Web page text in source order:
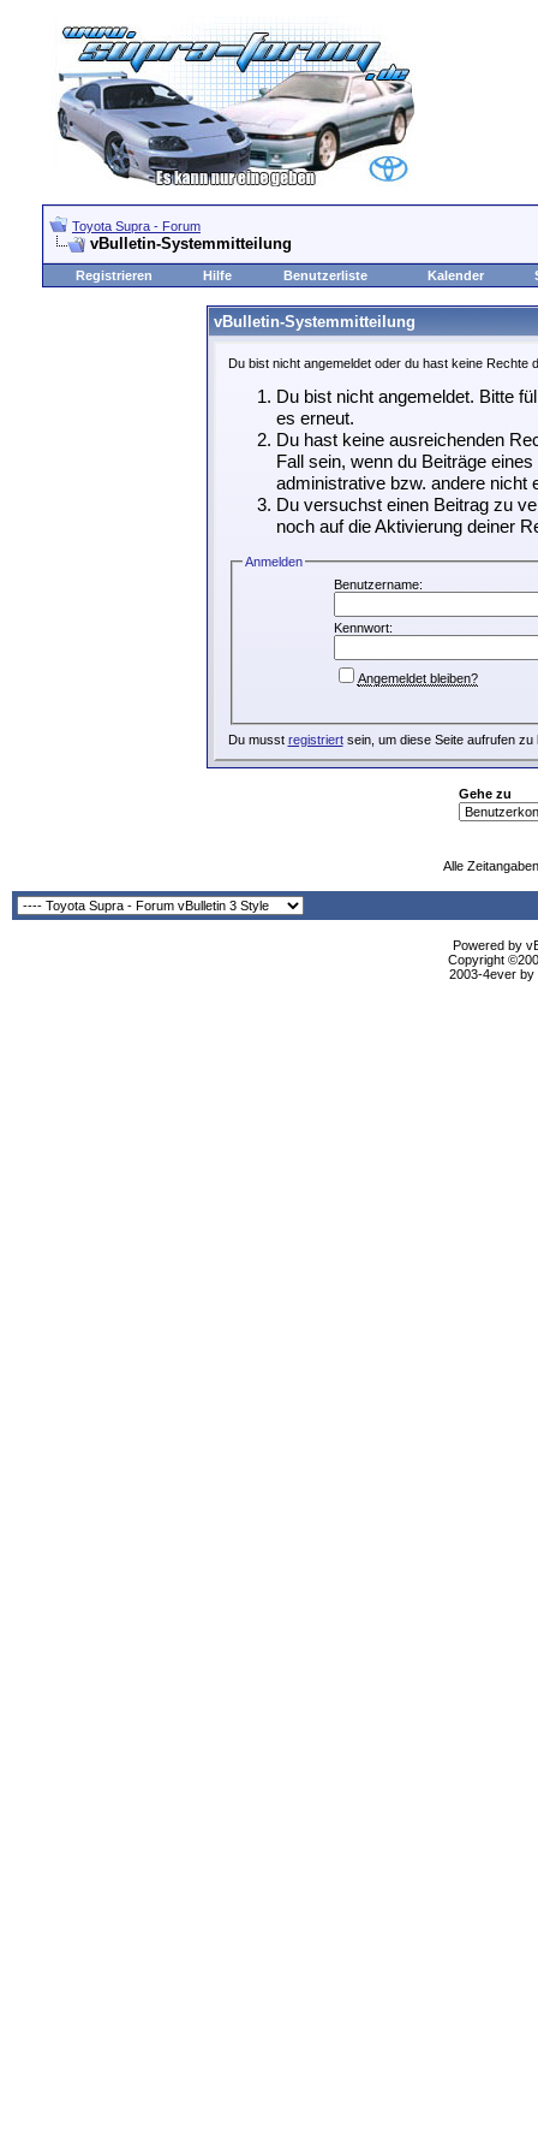
Toyota Supra - Forum
vBulletin-Systemmitteilung
Registrieren Hilfe Benutzerliste Kalender
vBulletin-Systemmitteilung
Du bist nicht angemeldet oder du hast keine Rechte
Du bist nicht angemeldet. Bitte
es erneut.
Du hast keine ausreichenden
Fall sein, wenn du Beiträge
administrative bzw. andere nicht
Du versuchst einen Beitrag zu
noch auf die Aktivierung deiner
Anmelden
Benutzername:
Kennwort:
Angemeldet bleiben?
Du musst registriertsein, um diese Seite aufrufen zu
Gehe zu
Alle
Powered by
Copyright
2003-4ever by